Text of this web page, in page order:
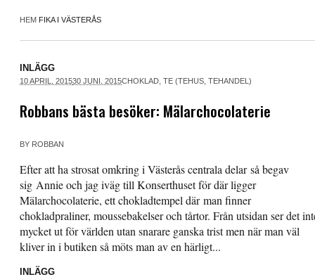
HEM FIKA I VÄSTERÅS
INLÄGG
10 APRIL, 201530 JUNI, 2015CHOKLAD TE (TEHUS, TEHANDEL)
Robbans bästa besöker: Mälarchocolaterie
BY ROBBAN
Efter att ha strosat omkring i Västerås centrala delar så begav
sig Annie och jag iväg till Konserthuset för där ligger
Mälarchocolaterie, ett chokladtempel där man finner
chokladpraliner, moussebakelser och tårtor. Från utsidan ser det
mycket ut för världen utan snarare ganska trist men när man väl
kliver in i butiken så möts man av en härligt...
INLÄGG